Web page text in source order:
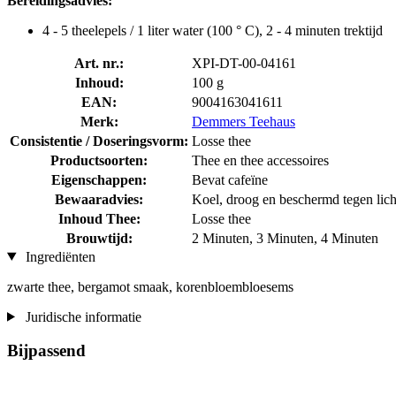
4 - 5 theelepels / 1 liter water (100 ° C), 2 - 4 minuten trektijd
Art. nr.:
XPI-DT-00-04161
Inhoud:
100 g
EAN:
9004163041611
Merk:
Demmers Teehaus
Consistentie / Doseringsvorm: Losse thee
Productsoorten:
Thee en thee accessoires
Eigenschappen:
Bevat cafeïne
Bewaaradvies:
Koel, droog en beschermd tegen
Inhoud Thee:
Losse thee
Brouwtijd:
2 Minuten, 3 Minuten, 4 Minuten
Ingrediënten
zwarte thee, bergamot smaak, korenbloembloesems
Juridische informatie
Bijpassend